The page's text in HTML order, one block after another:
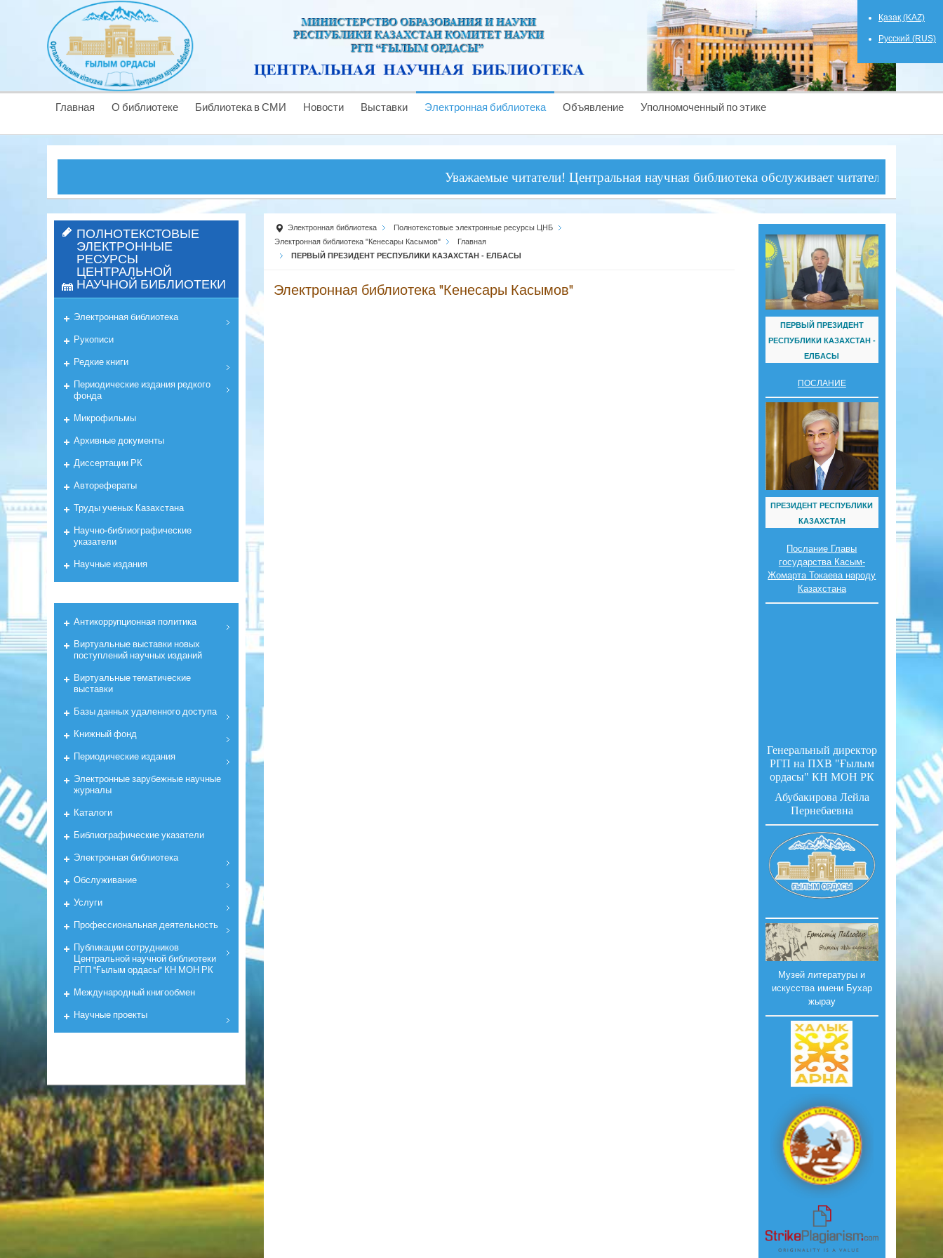
Қазақ (KAZ)
Русский (RUS)
Главная О библиотеке Библиотека в СМИ Новости Выставки Электронная библиотека Объявление Уполномоченный по этике
Уважаемые читатели! Центральная научная библиотека обслуживает читателей
Электронная библиотека
Полнотекстовые электронные ресурсы ЦНБ
Электронная библиотека "Кенесары Касымов"
Главная
ПЕРВЫЙ ПРЕЗИДЕНТ РЕСПУБЛИКИ КАЗАХСТАН - ЕЛБАСЫ
Электронная библиотека "Кенесары Касымов"
ПЕРВЫЙ ПРЕЗИДЕНТ
РЕСПУБЛИКИ КАЗАХСТАН -
ЕЛБАСЫ
ПОСЛАНИЕ
ПРЕЗИДЕНТ РЕСПУБЛИКИ
КАЗАХСТАН
Послание Главы
государства Касым-
Жомарта Токаева народу
Казахстана
Генеральный директор
РГП на ПХВ "Ғылым
ордасы" КН МОН РК
Абубакирова Лейла
Пернебаевна
Музей литературы и
искусства имени Бухар
жырау
ПОЛНОТЕКСТОВЫЕ
ЭЛЕКТРОННЫЕ
РЕСУРСЫ
ЦЕНТРАЛЬНОЙ
НАУЧНОЙ БИБЛИОТЕКИ
Электронная библиотека
Рукописи
Редкие книги
Периодические издания редкого
фонда
Микрофильмы
Архивные документы
Диссертации РК
Авторефераты
Труды ученых Казахстана
Научно-библиографические
указатели
Научные издания
Антикоррyпционная политика
Виртуальные выставки новых
поступлений научных изданий
Виртуальные тематические
выставки
Базы данных удаленного доступа
Книжный фонд
Периодические издания
Электронные зарубежные научные
журналы
Каталоги
Библиографические указатели
Электронная библиотека
Обслуживание
Услуги
Профессиональная деятельность
Публикации сотрудников
Центральной научной библиотеки
РГП "Ғылым ордасы" КН МОН РК
Международный книгообмен
Научные проекты